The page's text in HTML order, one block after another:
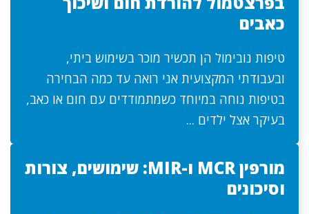
כאבים
טיפות נובימול הן תכשיר מוכר בשימוש ביתי,
ובעבודתי המקצועית אני רואה עד כמה הבחירה
בטיפות נוחה במיוחד כשמתמודדים עם חום או כאב,
בעיקר אצל ילדים ...
מורפין MCR ו-MIR: שימושים, צורות
וסיכונים